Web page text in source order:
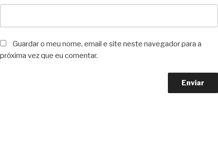
Guardar o meu nome, email e site neste navegador para a
próxima vez que eu comentar.